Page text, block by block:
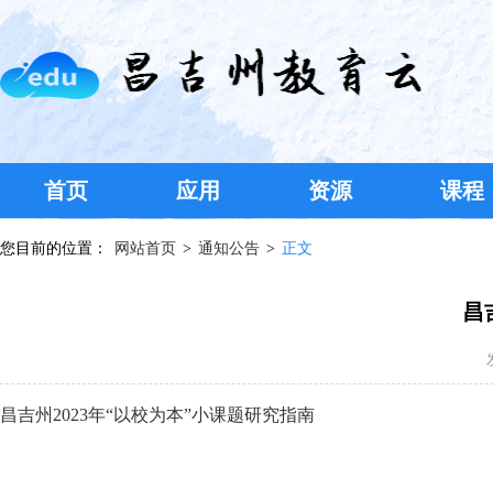
首页 应用 资源 课程
您目前的位置： 网站首页 > 通知公告 > 正文
昌
昌吉州2023年“以校为本”小课题研究指南